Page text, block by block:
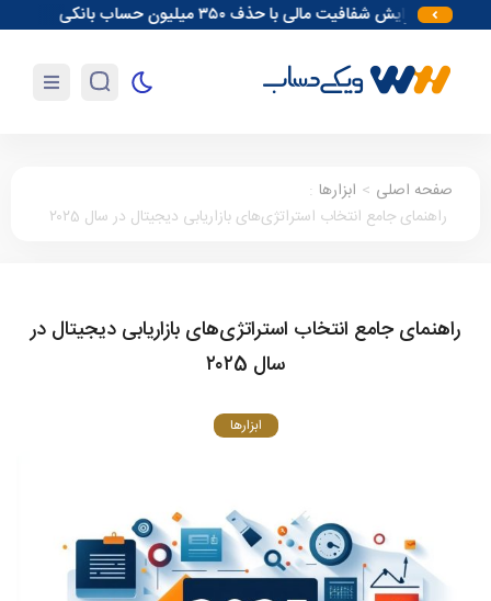
افزایش شفافیت مالی با حذف ۳۵۰ میلیون حساب بانکی
صفحه اصلی > ابزارها :
راهنمای جامع انتخاب استراتژی‌های بازاریابی دیجیتال در سال ۲۰۲5
راهنمای جامع انتخاب استراتژی‌های بازاریابی دیجیتال در
سال ۲۰۲5
ابزارها